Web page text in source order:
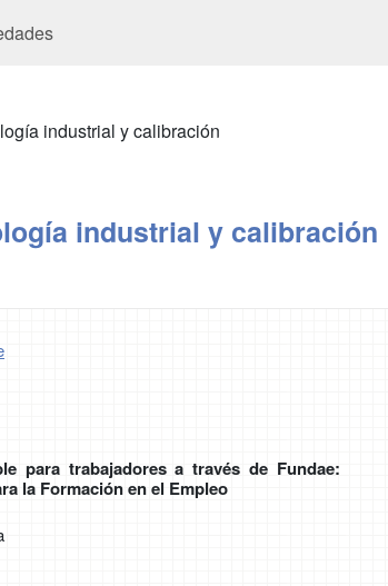
industrial y calibración
industrial y calibración
para trabajadores a través de Fundae:
la Formación en el Empleo